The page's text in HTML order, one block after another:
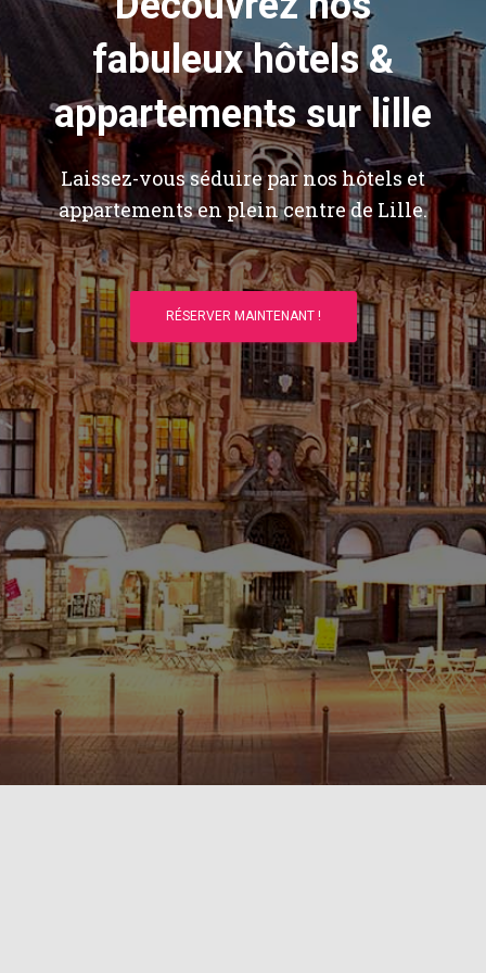
fabuleux hôtels &
appartements sur lille
Laissez-vous séduire par nos hôtels et
appartements en plein centre de Lille.
RÉSERVER MAINTENANT !